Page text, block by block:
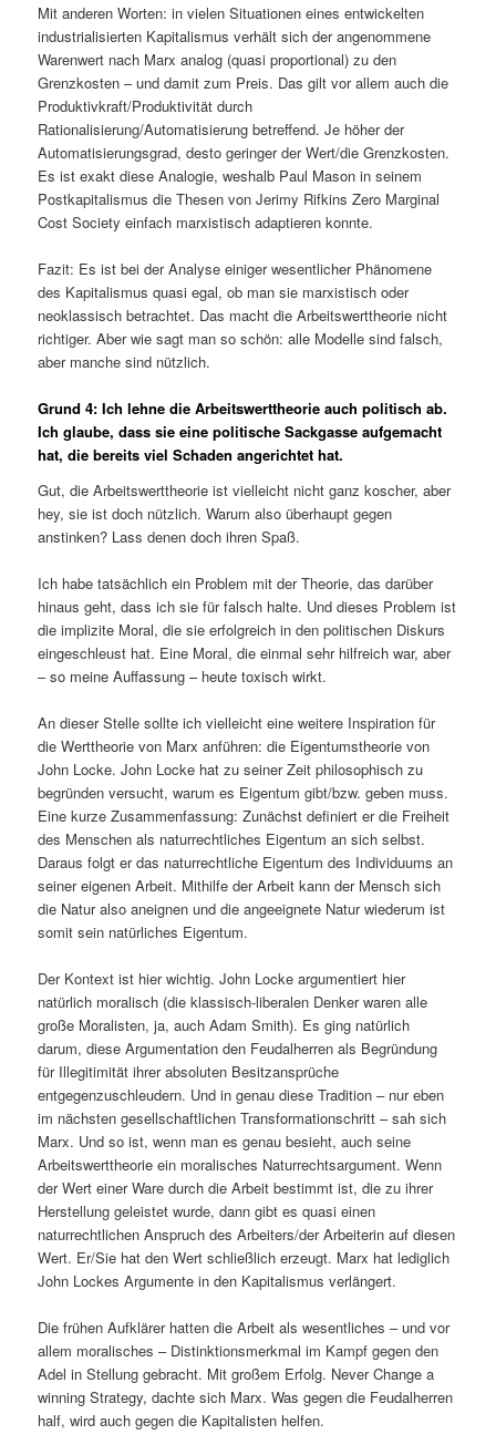
Mit anderen Worten: in vielen Situationen eines entwickelten
industrialisierten Kapitalismus verhält sich der angenommene
Warenwert nach Marx analog (quasi proportional) zu den
Grenzkosten – und damit zum Preis. Das gilt vor allem auch die
Produktivkraft/Produktivität durch
Rationalisierung/Automatisierung betreffend. Je höher der
Automatisierungsgrad, desto geringer der Wert/die Grenzkosten.
Es ist exakt diese Analogie, weshalb Paul Mason in seinem
Postkapitalismus die Thesen von Jerimy Rifkins Zero Marginal
Cost Society einfach marxistisch adaptieren konnte.
Fazit: Es ist bei der Analyse einiger wesentlicher Phänomene
des Kapitalismus quasi egal, ob man sie marxistisch oder
neoklassisch betrachtet. Das macht die Arbeitswerttheorie nicht
richtiger. Aber wie sagt man so schön: alle Modelle sind falsch,
aber manche sind nützlich.
Grund 4: Ich lehne die Arbeitswerttheorie auch politisch ab.
Ich glaube, dass sie eine politische Sackgasse aufgemacht
hat, die bereits viel Schaden angerichtet hat.
Gut, die Arbeitswerttheorie ist vielleicht nicht ganz koscher, aber
hey, sie ist doch nützlich. Warum also überhaupt gegen
anstinken? Lass denen doch ihren Spaß.
Ich habe tatsächlich ein Problem mit der Theorie, das darüber
hinaus geht, dass ich sie für falsch halte. Und dieses Problem ist
die implizite Moral, die sie erfolgreich in den politischen Diskurs
eingeschleust hat. Eine Moral, die einmal sehr hilfreich war, aber
– so meine Auffassung – heute toxisch wirkt.
An dieser Stelle sollte ich vielleicht eine weitere Inspiration für
die Werttheorie von Marx anführen: die Eigentumstheorie von
John Locke. John Locke hat zu seiner Zeit philosophisch zu
begründen versucht, warum es Eigentum gibt/bzw. geben muss.
Eine kurze Zusammenfassung: Zunächst definiert er die Freiheit
des Menschen als naturrechtliches Eigentum an sich selbst.
Daraus folgt er das naturrechtliche Eigentum des Individuums an
seiner eigenen Arbeit. Mithilfe der Arbeit kann der Mensch sich
die Natur also aneignen und die angeeignete Natur wiederum ist
somit sein natürliches Eigentum.
Der Kontext ist hier wichtig. John Locke argumentiert hier
natürlich moralisch (die klassisch-liberalen Denker waren alle
große Moralisten, ja, auch Adam Smith). Es ging natürlich
darum, diese Argumentation den Feudalherren als Begründung
für Illegitimität ihrer absoluten Besitzansprüche
entgegenzuschleudern. Und in genau diese Tradition – nur eben
im nächsten gesellschaftlichen Transformationschritt – sah sich
Marx. Und so ist, wenn man es genau besieht, auch seine
Arbeitswerttheorie ein moralisches Naturrechtsargument. Wenn
der Wert einer Ware durch die Arbeit bestimmt ist, die zu ihrer
Herstellung geleistet wurde, dann gibt es quasi einen
naturrechtlichen Anspruch des Arbeiters/der Arbeiterin auf diesen
Wert. Er/Sie hat den Wert schließlich erzeugt. Marx hat lediglich
John Lockes Argumente in den Kapitalismus verlängert.
Die frühen Aufklärer hatten die Arbeit als wesentliches – und vor
allem moralisches – Distinktionsmerkmal im Kampf gegen den
Adel in Stellung gebracht. Mit großem Erfolg. Never Change a
winning Strategy, dachte sich Marx. Was gegen die Feudalherren
half, wird auch gegen die Kapitalisten helfen.